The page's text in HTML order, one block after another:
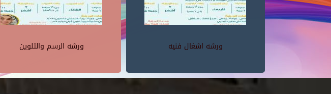
ورشه الرسم والتلوين ورشه اشغال فنيه